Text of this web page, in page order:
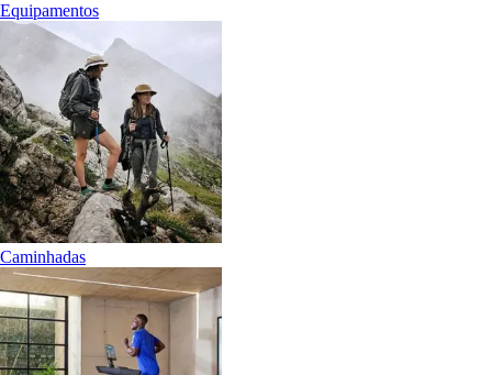
Equipamentos
Caminhadas